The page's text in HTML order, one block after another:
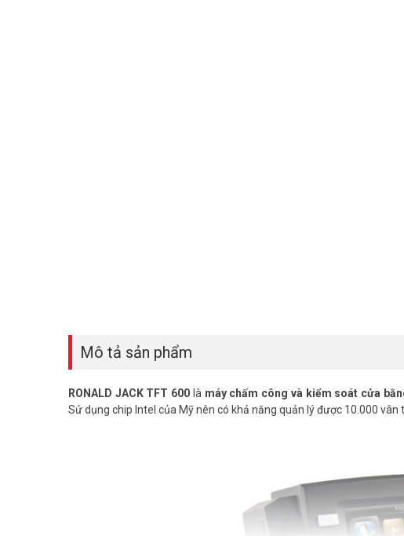
Mô tả sản phẩm
RONALD JACK TFT 600 là máy chấm công và kiểm soát cửa
Sử dụng chip Intel của Mỹ nên có khả năng quản lý được 10.000 vân